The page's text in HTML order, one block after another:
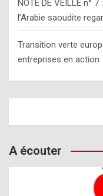
NOTE DE VEILLE n°
l’Arabie saoudite
Transition verte
entreprises en action
A écouter